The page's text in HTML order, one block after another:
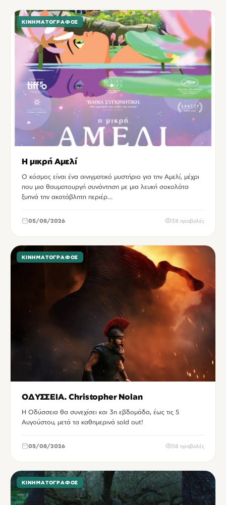
ΚΙΝΗΜΑΤΟΓΡΆΦΟΣ
Η μικρή Αμελί
Ο κόσμος είναι ένα αινιγματικό μυστήριο για την Αμελί, μέχρι
που μια θαυματουργή συνάντηση με μια λευκή σοκολάτα
ξυπνά την ακατάβλητη περιέρ…
05/08/2026 38 προβολές
ΚΙΝΗΜΑΤΟΓΡΆΦΟΣ
ΟΔΥΣΣΕΙΑ. Christopher Nolan
Η Οδύσσεια θα συνεχίσει και 3η εβδομάδα, έως τις 5
Αυγούστου, μετά τα καθημερινά sold out!
05/08/2026 58 προβολές
ΚΙΝΗΜΑΤΟΓΡΆΦΟΣ